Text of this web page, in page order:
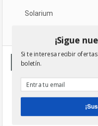
Solarium
Mapa de inmuebles
¡Sigue
Si te interesa recibir
boletín.